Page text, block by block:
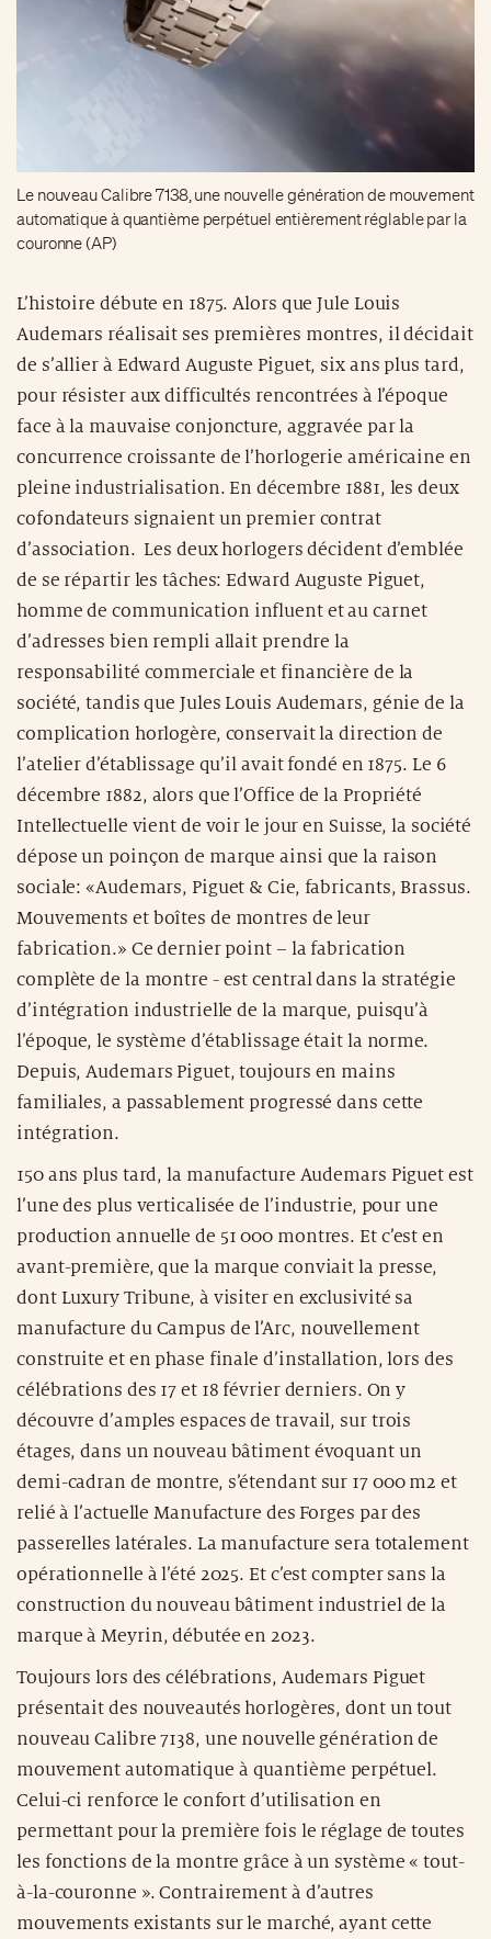
Le nouveau Calibre 7138, une nouvelle génération de mouvement
automatique à quantième perpétuel entièrement réglable par la
couronne (AP)
L’histoire débute en 1875. Alors que Jule Louis
Audemars réalisait ses premières montres, il décidait
de s’allier à Edward Auguste Piguet, six ans plus tard,
pour résister aux difficultés rencontrées à l’époque
face à la mauvaise conjoncture, aggravée par la
concurrence croissante de l’horlogerie américaine en
pleine industrialisation. En décembre 1881, les deux
cofondateurs signaient un premier contrat
d’association. Les deux horlogers décident d’emblée
de se répartir les tâches: Edward Auguste Piguet,
homme de communication influent et au carnet
d’adresses bien rempli allait prendre la
responsabilité commerciale et financière de la
société, tandis que Jules Louis Audemars, génie de la
complication horlogère, conservait la direction de
l’atelier d’établissage qu’il avait fondé en 1875. Le 6
décembre 1882, alors que l’Office de la Propriété
Intellectuelle vient de voir le jour en Suisse, la société
dépose un poinçon de marque ainsi que la raison
sociale: «Audemars, Piguet & Cie, fabricants, Brassus.
Mouvements et boîtes de montres de leur
fabrication.» Ce dernier point – la fabrication
complète de la montre - est central dans la stratégie
d’intégration industrielle de la marque, puisqu’à
l’époque, le système d’établissage était la norme.
Depuis, Audemars Piguet, toujours en mains
familiales, a passablement progressé dans cette
intégration.
150 ans plus tard, la manufacture Audemars Piguet est
l’une des plus verticalisée de l’industrie, pour une
production annuelle de 51 000 montres. Et c’est en
avant-première, que la marque conviait la presse,
dont Luxury Tribune, à visiter en exclusivité sa
manufacture du Campus de l’Arc, nouvellement
construite et en phase finale d’installation, lors des
célébrations des 17 et 18 février derniers. On y
découvre d’amples espaces de travail, sur trois
étages, dans un nouveau bâtiment évoquant un
demi-cadran de montre, s’étendant sur 17 000 m2 et
relié à l’actuelle Manufacture des Forges par des
passerelles latérales. La manufacture sera totalement
opérationnelle à l’été 2025. Et c’est compter sans la
construction du nouveau bâtiment industriel de la
marque à Meyrin, débutée en 2023.
Toujours lors des célébrations, Audemars Piguet
présentait des nouveautés horlogères, dont un tout
nouveau Calibre 7138, une nouvelle génération de
mouvement automatique à quantième perpétuel.
Celui-ci renforce le confort d’utilisation en
permettant pour la première fois le réglage de toutes
les fonctions de la montre grâce à un système « tout-
à-la-couronne ». Contrairement à d’autres
mouvements existants sur le marché, ayant cette